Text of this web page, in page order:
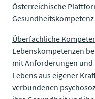
Österreichische
Gesundheitskompetenz
Überfachliche
Lebenskompetenzen
mit Anforderungen und
Lebens aus eigener
verbundenen